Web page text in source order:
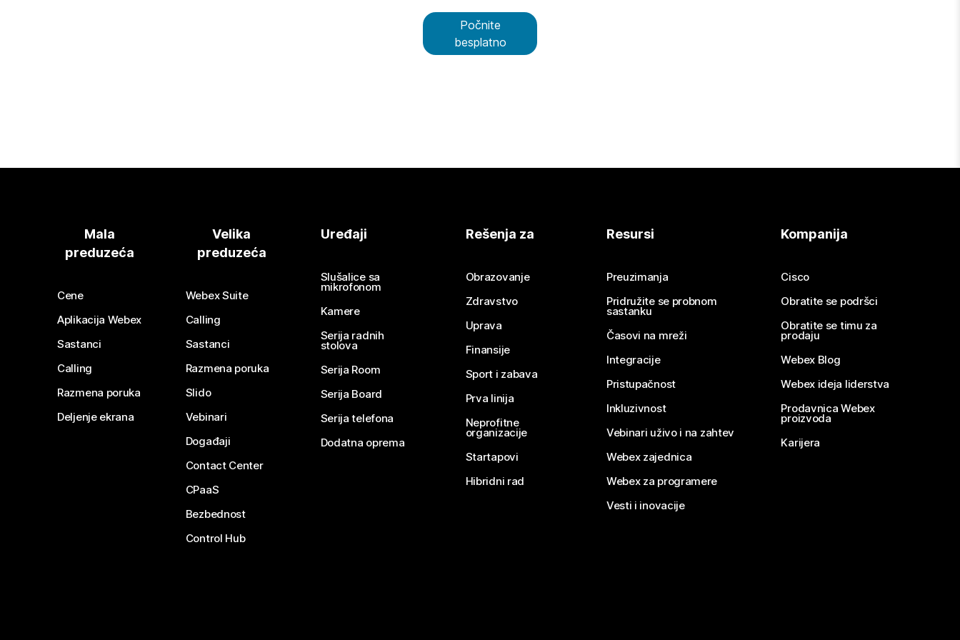
Počnite
besplatno
Mala
preduzeća
Cene
Aplikacija Webex
Sastanci
Calling
Razmena poruka
Deljenje ekrana
Velika
preduzeća
Webex Suite
Calling
Sastanci
Razmena poruka
Slido
Vebinari
Događaji
Contact Center
CPaaS
Bezbednost
Control Hub
Uređaji
Slušalice sa
mikrofonom
Kamere
Serija radnih
stolova
Serija Room
Serija Board
Serija telefona
Dodatna oprema
Rešenja za
Obrazovanje
Zdravstvo
Uprava
Finansije
Sport i zabava
Prva linija
Neprofitne
organizacije
Startapovi
Hibridni rad
Resursi
Preuzimanja
Pridružite se probnom
sastanku
Časovi na mreži
Integracije
Pristupačnost
Inkluzivnost
Vebinari uživo i na zahtev
Webex zajednica
Webex za programere
Vesti i inovacije
Kompanija
Cisco
Obratite se podršci
Obratite se timu za
prodaju
Webex Blog
Webex ideja liderstva
Prodavnica Webex
proizvoda
Karijera